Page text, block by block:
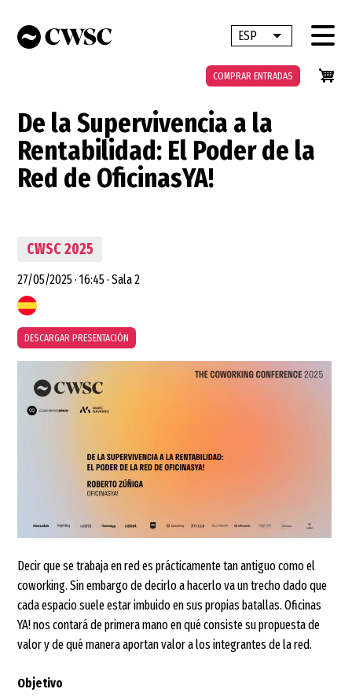
contenido
ESP Lista adicional
COMPRAR ENTRADAS
De la Supervivencia a la
Rentabilidad: El Poder de la
Red de OficinasYA!
CWSC 2025
27/05/2025· 16:45· Sala 2
DESCARGAR PRESENTACIÓN
Decir que se trabaja en red es prácticamente tan antiguo como el
coworking. Sin embargo de decirlo a hacerlo va un trecho dado que
cada espacio suele estar imbuido en sus propias batallas. Oficinas
YA! nos contará de primera mano en qué consiste su propuesta de
valor y de qué manera aportan valor a los integrantes de la red.
Objetivo